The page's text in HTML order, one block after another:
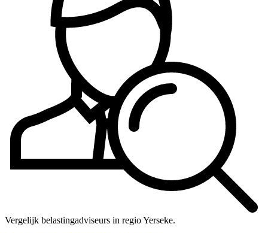
Vergelijk belastingadviseurs in regio Yerseke.